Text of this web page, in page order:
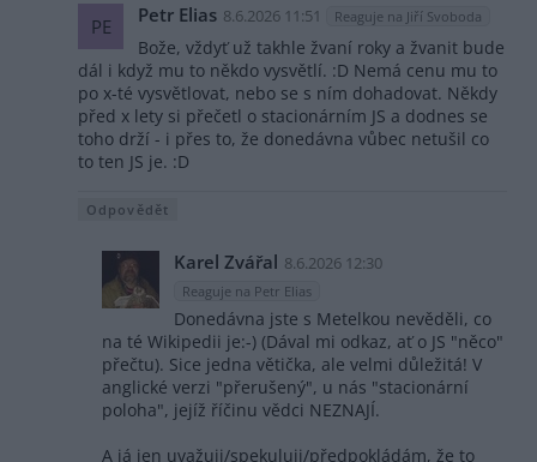
PE Petr Elias 8.6.2026 11:51 Reaguje na Jiří Svoboda
Bože, vždyť už takhle žvaní roky a žvanit bude
dál i když mu to někdo vysvětlí. :D Nemá cenu mu to
po x-té vysvětlovat, nebo se s ním dohadovat. Někdy
před x lety si přečetl o stacionárním JS a dodnes se
toho drží - i přes to, že donedávna vůbec netušil co
to ten JS je. :D
Odpovědět
Karel Zvářal 8.6.2026 12:30
Reaguje na Petr Elias
Donedávna jste s Metelkou nevěděli, co
na té Wikipedii je:-) (Dával mi odkaz, ať o JS "něco"
přečtu). Sice jedna větička, ale velmi důležitá! V
anglické verzi "přerušený", u nás "stacionární
poloha", jejíž říčinu vědci NEZNAJÍ.
A já jen uvažuji/spekuluji/předpokládám, že to